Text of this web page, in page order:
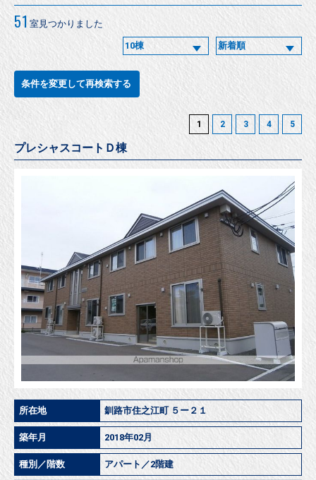
51 室見つかりました
条件を変更して再検索する
1 2 3 4 5
プレシャスコートＤ棟
所在地 釧路市住之江町 ５ー２１
築年月 2018年02月
種別／階数 アパート／2階建